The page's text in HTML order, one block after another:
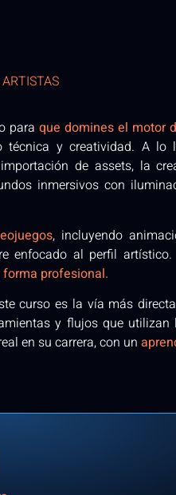
para que domines el motor
técnica y creatividad. A
de assets, la
inmersivos con
, incluyendo
enfocado al perfil
profesional.
curso es la vía más
y flujos que utilizan
en su carrera, con un